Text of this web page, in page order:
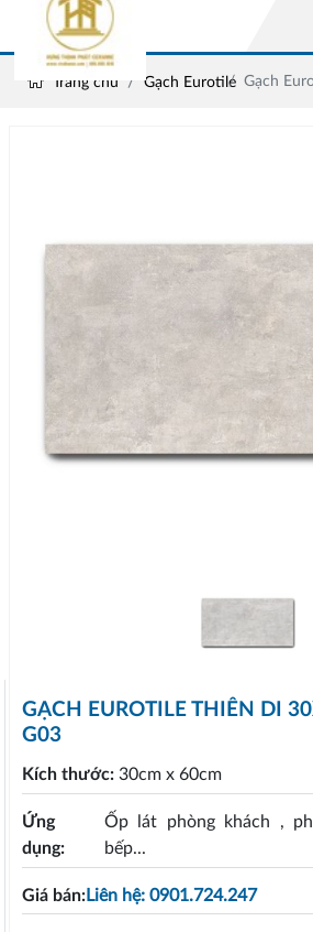
Trang chủ Gạch Eurotile Gạch
GẠCH EUROTILE THIÊN DI
G03
Kích thước: 30cm x 60cm
Ứng
dụng:
Ốp lát phòng khách ,
bếp...
Giá bán:Liên hệ: 0901.724.247